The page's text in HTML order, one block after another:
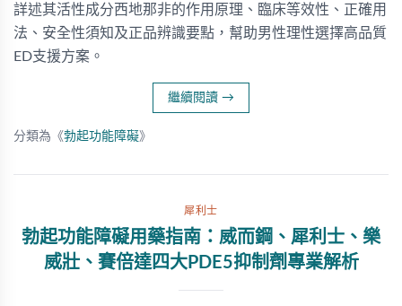
詳述其活性成分西地那非的作用原理、臨床等效性、正確用
法、安全性須知及正品辨識要點，幫助男性理性選擇高品質
ED支援方案。
繼續閱讀 →
分類為《勃起功能障礙》
犀利士
勃起功能障礙用藥指南：威而鋼、犀利士、樂
威壯、賽倍達四大PDE5抑制劑專業解析